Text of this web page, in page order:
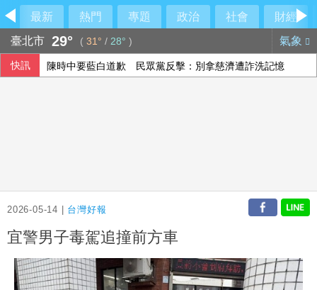
最新 熱門 專題 政治 社會
財經
臺北市 29° ( 31° / 28° ) 氣象
快訊 陳時中要藍白道歉 民眾黨反擊：別拿慈濟遭詐洗記憶
2026-05-14 | 台灣好報
宜警男子毒駕追撞前方車